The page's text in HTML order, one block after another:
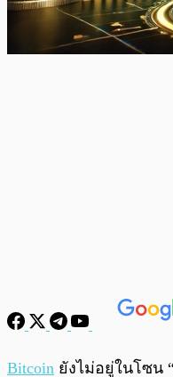
พร้อมเล่น
Bitcoin ยังไม่อยู่ในโซน